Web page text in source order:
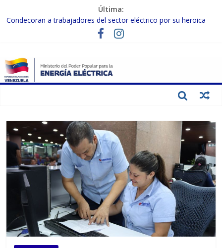
Última:
Condecoran a trabajadores del sector eléctrico por su heroica
labor tras el doble sismo del 24-J
Gobierno Nacional coordina acciones con el sector privado para
Inspeccionan trabajos de rehabilitación en instalaciones del SEN
en Carabobo
Gobierno Nacional activa plan preventivo para fortalecer el SEN